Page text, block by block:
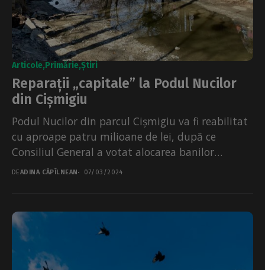
Articole Primărie Știri
Reparații „capitale” la Podul Nucilor
din Cișmigiu
Podul Nucilor din parcul Cișmigiu va fi reabilitat
cu aproape patru milioane de lei, după ce
Consiliul General a votat alocarea banilor
pentru...
DEADINA CĂPÎLNEAN 07/03/2024